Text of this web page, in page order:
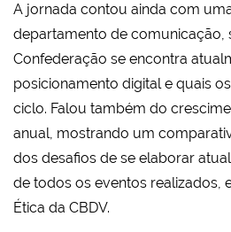
A jornada contou ainda com
departamento de comunicação,
Confederação se encontra
posicionamento digital e quais
ciclo. Falou também do
anual, mostrando um
dos desafios de se elaborar
de todos os eventos realizados,
Ética da CBDV.